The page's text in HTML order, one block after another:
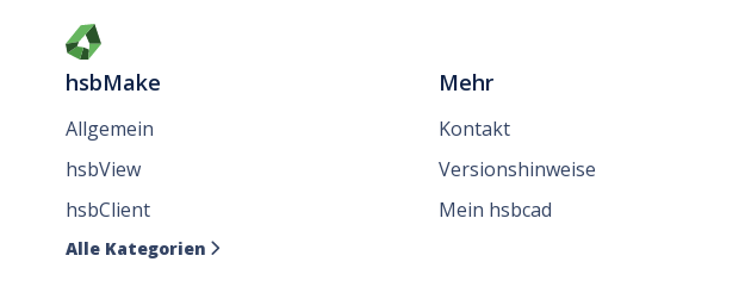
hsbMake
Allgemein
hsbView
hsbClient
Alle Kategorien 
Mehr
Kontakt
Versionshinweise
Mein hsbcad